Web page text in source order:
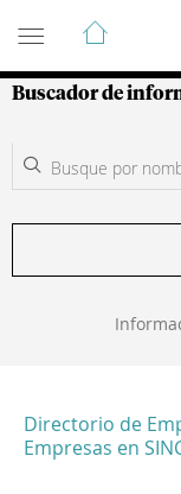
Guía de
Buscador de
Directorio de
Empresas en